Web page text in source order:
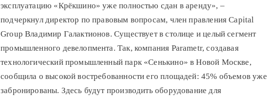
эксплуатацию «Крёкшино» уже полностью сдан в аренду», –
подчеркнул директор по правовым вопросам, член правления Capital
Group Владимир Галактионов. Существует в столице и целый сегмент
промышленного девелопмента. Так, компания Parametr, создавая
технологический промышленный парк «Сенькино» в Новой Москве,
сообщила о высокой востребованности его площадей: 45% объемов уже
забронированы. Здесь будут производить оборудование для